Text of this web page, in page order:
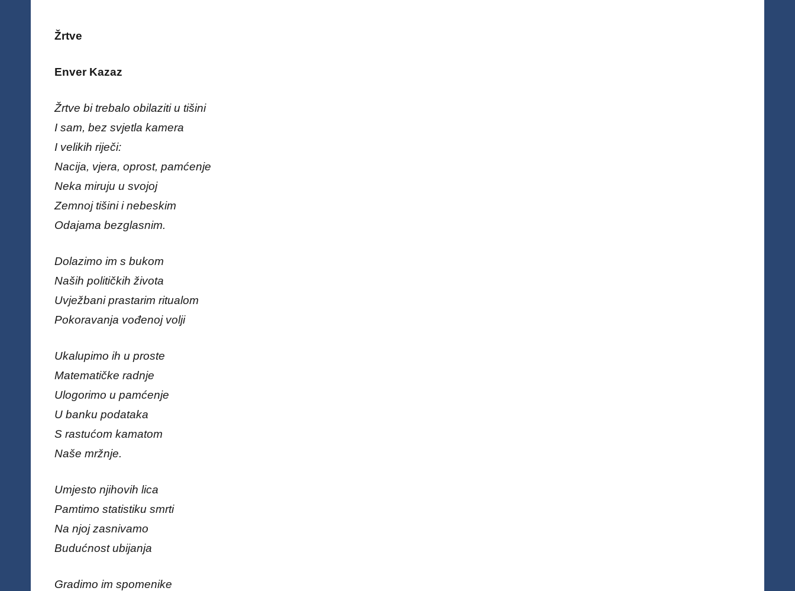
Žrtve
Enver Kazaz
Žrtve bi trebalo obilaziti u tišini
I sam, bez svjetla kamera
I velikih riječi:
Nacija, vjera, oprost, pamćenje
Neka miruju u svojoj
Zemnoj tišini i nebeskim
Odajama bezglasnim.
Dolazimo im s bukom
Naših političkih života
Uvježbani prastarim ritualom
Pokoravanja vođenoj volji
Ukalupimo ih u proste
Matematičke radnje
Ulogorimo u pamćenje
U banku podataka
S rastućom kamatom
Naše mržnje.
Umjesto njihovih lica
Pamtimo statistiku smrti
Na njoj zasnivamo
Budućnost ubijanja
Gradimo im spomenike